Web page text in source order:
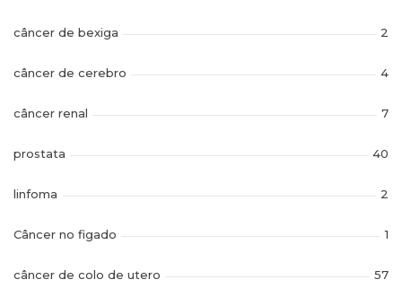
câncer de bexiga 2
câncer de cerebro 4
câncer renal 7
prostata 40
linfoma 2
Câncer no figado 1
câncer de colo de utero 57